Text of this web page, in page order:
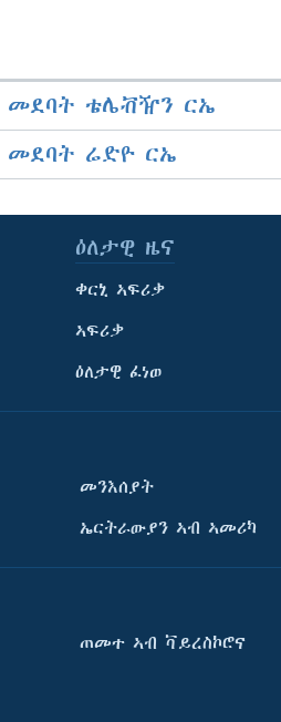
መደባት ቴሌቭዥን ርኤ
መደባት ሬድዮ ርኤ
ዕለታዊ ዜና
ቀርኒ ኣፍሪቃ
ኣፍሪቃ
ዕለታዊ ፈነወ
መንእሰያት
ኤርትራውያን ኣብ ኣመሪካ
ጠመተ ኣብ ቫይረስኮሮና